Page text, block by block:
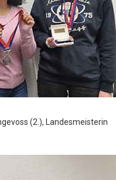
(2.), Landesmeisterin